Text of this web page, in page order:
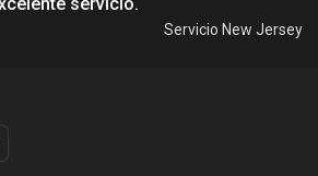
Servicio New Jersey